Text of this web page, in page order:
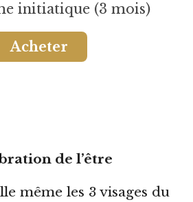
initiatique (3 mois)
Acheter
de l’être
même les 3 visages du